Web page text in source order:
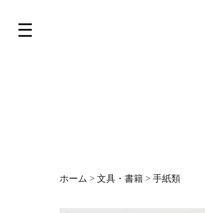
ホーム > 文具・書籍 > 手紙類